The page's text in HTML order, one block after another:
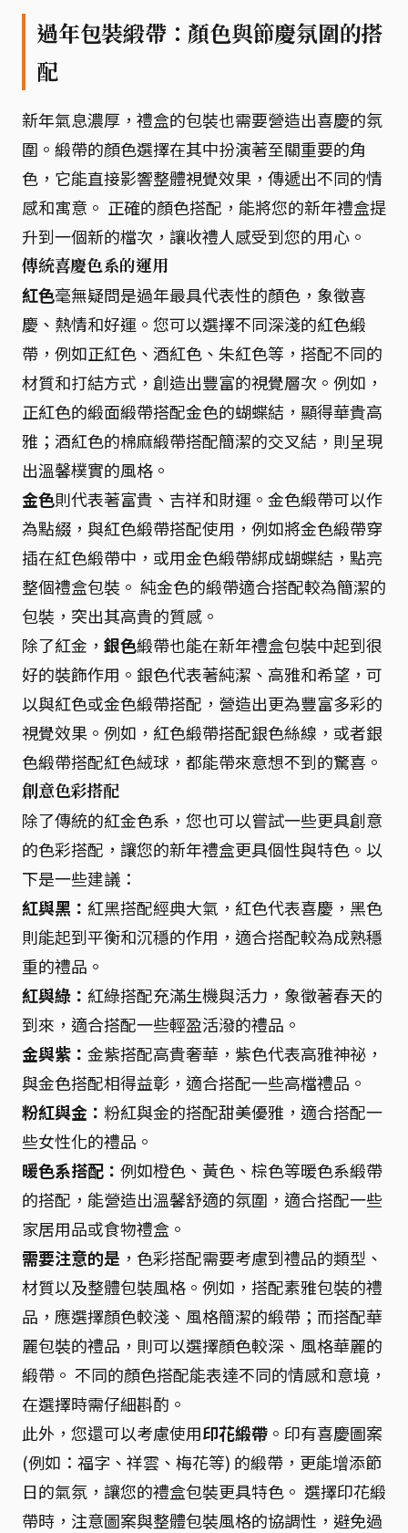
過年包裝緞帶：顏色與節慶氛圍的搭
配
新年氣息濃厚，禮盒的包裝也需要營造出喜慶的氛
圍。緞帶的顏色選擇在其中扮演著至關重要的角
色，它能直接影響整體視覺效果，傳遞出不同的情
感和寓意。 正確的顏色搭配，能將您的新年禮盒提
升到一個新的檔次，讓收禮人感受到您的用心。
傳統喜慶色系的運用
紅色毫無疑問是過年最具代表性的顏色，象徵喜
慶、熱情和好運。您可以選擇不同深淺的紅色緞
帶，例如正紅色、酒紅色、朱紅色等，搭配不同的
材質和打結方式，創造出豐富的視覺層次。例如，
正紅色的緞面緞帶搭配金色的蝴蝶結，顯得華貴高
雅；酒紅色的棉麻緞帶搭配簡潔的交叉結，則呈現
出溫馨樸實的風格。
金色則代表著富貴、吉祥和財運。金色緞帶可以作
為點綴，與紅色緞帶搭配使用，例如將金色緞帶穿
插在紅色緞帶中，或用金色緞帶綁成蝴蝶結，點亮
整個禮盒包裝。 純金色的緞帶適合搭配較為簡潔的
包裝，突出其高貴的質感。
除了紅金， 銀色緞帶也能在新年禮盒包裝中起到很
好的裝飾作用。銀色代表著純潔、高雅和希望，可
以與紅色或金色緞帶搭配，營造出更為豐富多彩的
視覺效果。例如，紅色緞帶搭配銀色絲線，或者銀
色緞帶搭配紅色絨球，都能帶來意想不到的驚喜。
創意色彩搭配
除了傳統的紅金色系，您也可以嘗試一些更具創意
的色彩搭配，讓您的新年禮盒更具個性與特色。以
下是一些建議：
紅與黑： 紅黑搭配經典大氣，紅色代表喜慶，黑色
則能起到平衡和沉穩的作用，適合搭配較為成熟穩
重的禮品。
紅與綠： 紅綠搭配充滿生機與活力，象徵著春天的
到來，適合搭配一些輕盈活潑的禮品。
金與紫： 金紫搭配高貴奢華，紫色代表高雅神祕，
與金色搭配相得益彰，適合搭配一些高檔禮品。
粉紅與金： 粉紅與金的搭配甜美優雅，適合搭配一
些女性化的禮品。
暖色系搭配： 例如橙色、黃色、棕色等暖色系緞帶
的搭配，能營造出溫馨舒適的氛圍，適合搭配一些
家居用品或食物禮盒。
需要注意的是 ，色彩搭配需要考慮到禮品的類型、
材質以及整體包裝風格。例如，搭配素雅包裝的禮
品，應選擇顏色較淺、風格簡潔的緞帶；而搭配華
麗包裝的禮品，則可以選擇顏色較深、風格華麗的
緞帶。 不同的顏色搭配能表達不同的情感和意境，
在選擇時需仔細斟酌。
此外，您還可以考慮使用印花緞帶 。印有喜慶圖案
(例如：福字、祥雲、梅花等) 的緞帶，更能增添節
日的氣氛，讓您的禮盒包裝更具特色。 選擇印花緞
帶時，注意圖案與整體包裝風格的協調性，避免過